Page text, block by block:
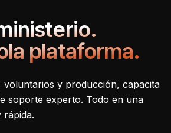
One -
plataforma.
voluntarios y producción, capacita
soporte experto. Todo en una
rápida.